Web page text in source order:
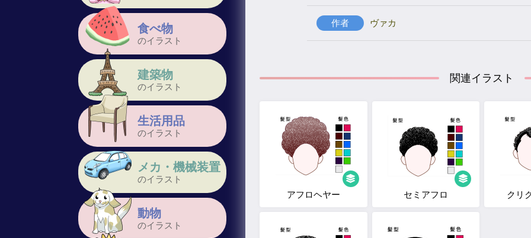
食べ物
のイラスト
建築物
のイラスト
生活用品
のイラスト
メカ・機械装置
のイラスト
動物
のイラスト
作者 ヴァカ
関連イラスト
アフロヘヤー セミアフロ クリ